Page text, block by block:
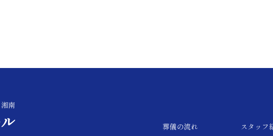
南
葬儀の流れ スタッフ